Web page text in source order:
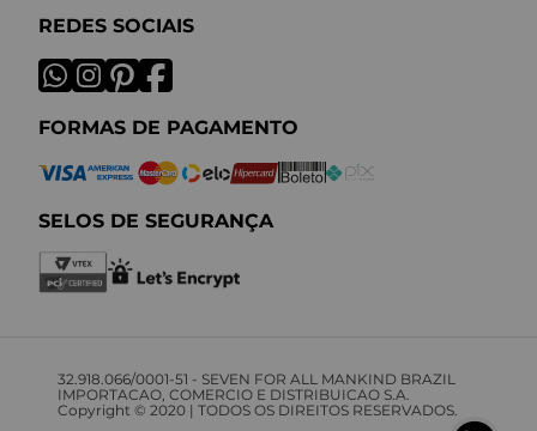
REDES SOCIAIS
FORMAS DE PAGAMENTO
SELOS DE SEGURANÇA
32.918.066/0001-51 - SEVEN FOR ALL MANKIND BRAZIL
IMPORTACAO, COMERCIO E DISTRIBUICAO S.A.
Copyright © 2020 | TODOS OS DIREITOS RESERVADOS.